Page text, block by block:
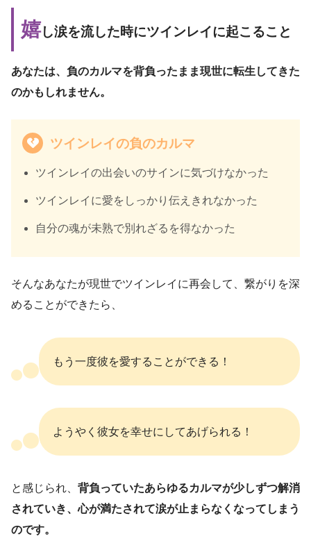
嬉し涙を流した時にツインレイに起こること
あなたは、負のカルマを背負ったまま現世に転生してきた
のかもしれません。
ツインレイの負のカルマ
ツインレイの出会いのサインに気づけなかった
ツインレイに愛をしっかり伝えきれなかった
自分の魂が未熟で別れざるを得なかった
そんなあなたが現世でツインレイに再会して、繋がりを深
めることができたら、
もう一度彼を愛することができる！
ようやく彼女を幸せにしてあげられる！
と感じられ、 背負っていたあらゆるカルマが少しずつ解消
されていき、心が満たされて涙が止まらなくなってしまう
のです。